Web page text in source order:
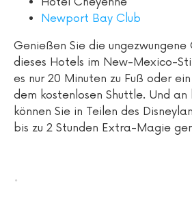
Newport Bay Club
Genießen Sie die
dieses Hotels im New-Mexico-
es nur 20 Minuten zu Fuß oder
dem kostenlosen Shuttle. Und
können Sie in Teilen des
bis zu 2 Stunden Extra-Magie
.